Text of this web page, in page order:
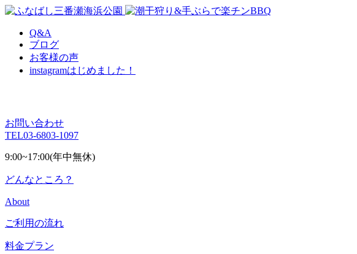
Q&A
ブログ
お客様の声
instagramはじめました！
お問い合わせ
TEL03-6803-1097
9:00~17:00(年中無休)
どんなところ？
About
ご利用の流れ
料金プラン